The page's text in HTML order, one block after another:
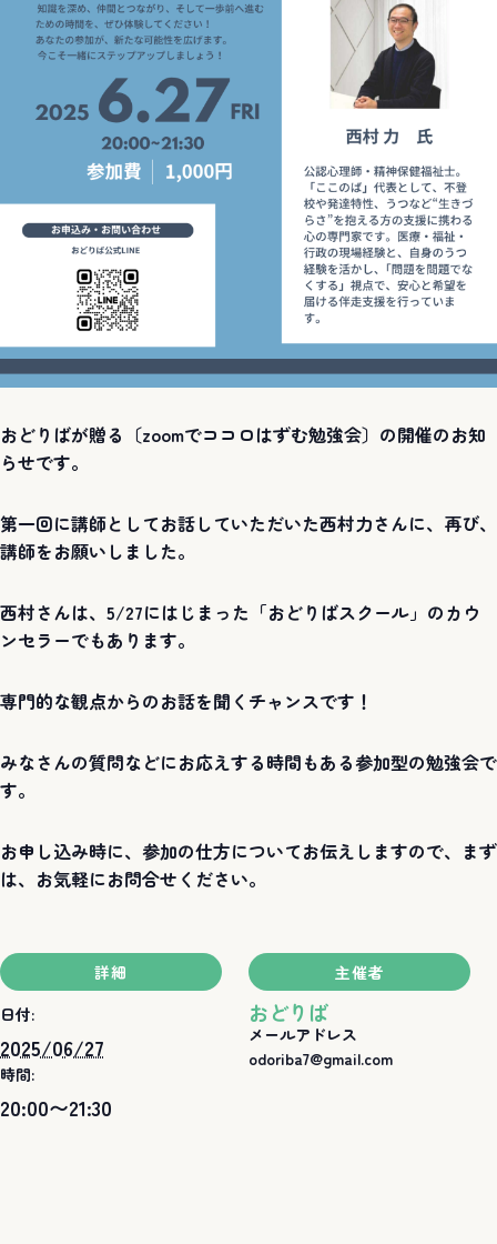
おどりばが贈る〔zoomでココロはずむ勉強会〕の開催のお知
らせです。
第一回に講師としてお話していただいた西村力さんに、再び、
講師をお願いしました。
西村さんは、5/27にはじまった「おどりばスクール」のカウ
ンセラーでもあります。
専門的な観点からのお話を聞くチャンスです！
みなさんの質問などにお応えする時間もある参加型の勉強会で
す。
お申し込み時に、参加の仕方についてお伝えしますので、まず
は、お気軽にお問合せください。
詳細
日付:
2025/06/27
時間:
20:00〜21:30
主催者
おどりば
メールアドレス
odoriba7@gmail.com